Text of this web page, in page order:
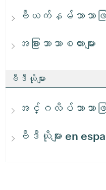
ဗီယက်နမ်ဘာသာဖြင့်
အခြားဘာသာစကားများ
ဗီဒီယိုများ
အင်္ဂလိပ်ဘာသာဖ
ဗီဒီယိုများ en